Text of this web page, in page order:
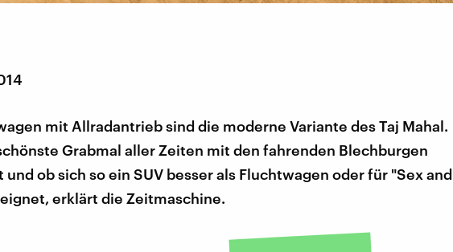
mit Allradantrieb sind die moderne Variante des Taj Mahal.
Grabmal aller Zeiten mit den fahrenden Blechburgen
ob sich so ein SUV besser als Fluchtwagen oder für "Sex and
erklärt die Zeitmaschine.